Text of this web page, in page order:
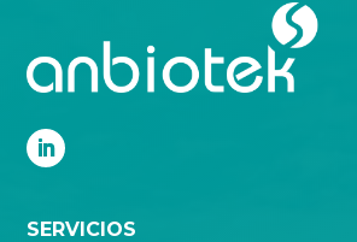
SERVICIOS